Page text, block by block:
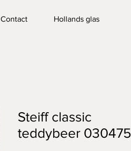
Contact Hollands glas
Steiff classic
teddybeer 030475